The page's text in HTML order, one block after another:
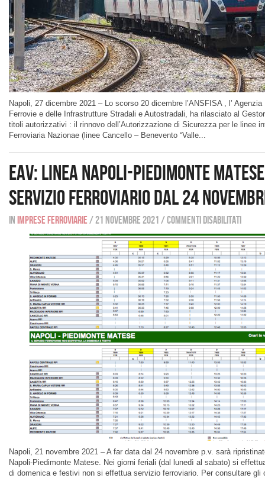
Napoli, 27 dicembre 2021 – Lo scorso 20 dicembre l’ANSFISA , l’
Ferrovie e delle Infrastrutture Stradali e Autostradali, ha rilasciato al
titoli autorizzativi : il rinnovo dell’Autorizzazione di Sicurezza per le linee
Ferroviaria Nazionae (linee Cancello – Benevento “Valle...
EAV: Linea Napoli-Piedimonte
servizio ferroviario dal 24
InImprese ferroviarie/21 novembre 2021/Commenti disabilitati
Napoli, 21 novembre 2021 – A far data dal 24 novembre p.v. sarà
Napoli-Piedimonte Matese. Nei giorni feriali (dal lunedì al sabato) si
di domenica e festivi non si effettua servizio ferroviario. Per consultare gli